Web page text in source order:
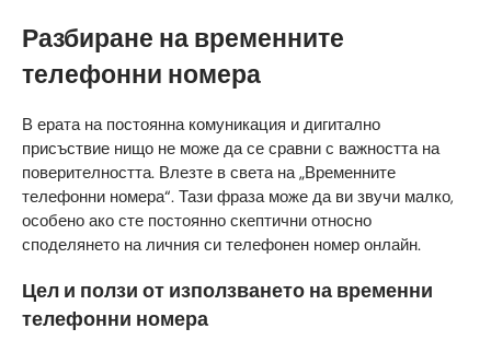
Разбиране на временните
телефонни номера
В ерата на постоянна комуникация и дигитално
присъствие нищо не може да се сравни с важността на
поверителността. Влезте в света на „Временните
телефонни номера“. Тази фраза може да ви звучи малко,
особено ако сте постоянно скептични относно
споделянето на личния си телефонен номер онлайн.
Цел и ползи от използването на временни
телефонни номера